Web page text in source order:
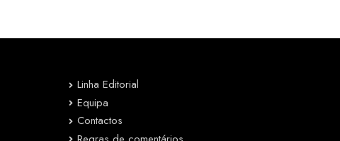
Linha Editorial
Equipa
Contactos